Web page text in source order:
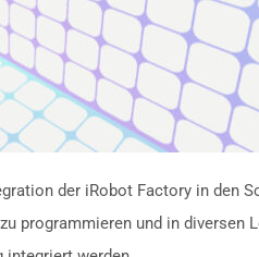
der iRobot Factory in den
programmieren und in